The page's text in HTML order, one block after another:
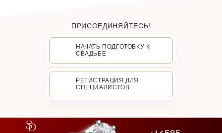
ПРИСОЕДИНЯЙТЕСЬ!
НАЧАТЬ ПОДГОТОВКУ К
СВАДЬБЕ
РЕГИСТРАЦИЯ ДЛЯ
СПЕЦИАЛИСТОВ